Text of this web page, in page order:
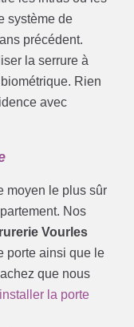
système de
précédent.
la serrure à
Rien
avec
moyen le plus sûr
Nos
Vourles
porte ainsi que le
que nous
installer la porte